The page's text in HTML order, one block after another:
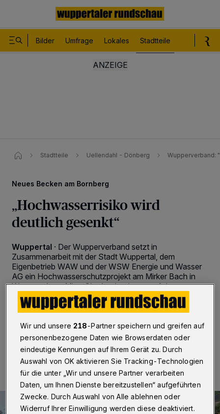
Bilder Umfrage Lokales Stadtteile
Stadtteile Uellendahl - Dönberg Wupperverband:
Neues Becken am Bornberg
„Hochwasserrisiko wird
deutlich gesenkt“
Wuppertal · Der Wupperverband setzt in
Zusammenarbeit mit der Stadt Wuppertal, dem
Eigenbetrieb WAW und der WSW Energie und Wasser
AG ein Hochwasserschutzprojekt am Mirker Bach in
Wuppertal um. Mitte Oktober beginnen auf dem
Gelände eines ehemaligen Gewerbestandorts an der
Uellendahler Straße 190 die Bauarbeiten.
19.10.2022 , 08:30 Uhr 2 Minuten Lesezeit
Wir und unsere 218-Partner speichern und greifen auf
personenbezogene Daten wie Browserdaten oder
eindeutige Kennungen auf Ihrem Gerät zu. Durch
Auswahl von OK aktivieren Sie Tracking-Technologien
für die unter „Wir und unsere Partner verarbeiten
Daten, um Ihnen Dienste bereitzustellen“ aufgeführten
Zwecke. Durch Auswahl von Alle ablehnen oder
Widerruf Ihrer Einwilligung werden diese deaktiviert.